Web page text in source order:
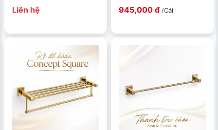
Liên hệ 945,000 đ /Cái